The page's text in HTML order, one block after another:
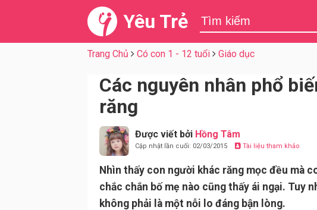
Yêu Trẻ
Trang Chủ Có con 1 - 12 tuổi Giáo dục
Các nguyên nhân phổ
răng
Được viết bởi Hồng Tâm
Cập nhật lần cuối: 02/03/2015 Tài liệu tham khảo
Nhìn thấy con người khác răng mọc đều mà
chắc chắn bố mẹ nào cũng thấy ái ngại. Tuy
không phải là một nỗi lo đáng bận lòng.